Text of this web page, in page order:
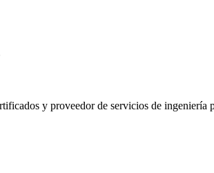
y proveedor de servicios de ingeniería